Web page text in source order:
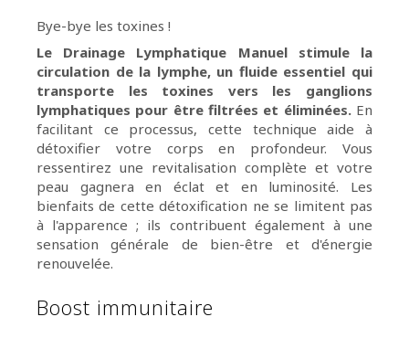
Bye-bye les toxines !
Le Drainage Lymphatique Manuel stimule la
circulation de la lymphe, un fluide essentiel qui
transporte les toxines vers les ganglions
lymphatiques pour être filtrées et éliminées.En
facilitant ce processus, cette technique aide à
détoxifier votre corps en profondeur. Vous
ressentirez une revitalisation complète et votre
peau gagnera en éclat et en luminosité. Les
bienfaits de cette détoxification ne se limitent pas
à l'apparence ; ils contribuent également à une
sensation générale de bien-être et d'énergie
renouvelée.
Boost immunitaire